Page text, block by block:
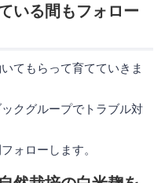
いる間もフォロー
てもらって育てていきま
クグループでトラブル対
ォローします。